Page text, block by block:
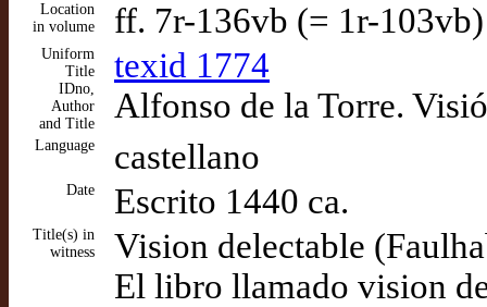
Location
in volume
ff. 7r-136vb (= 1r-
Uniform
Title
IDno,
Author
and Title
texid 1774
Alfonso de la Torre.
Language castellano
Date Escrito 1440 ca.
Title(s) in
witness
Vision delectable
El libro llamado vision